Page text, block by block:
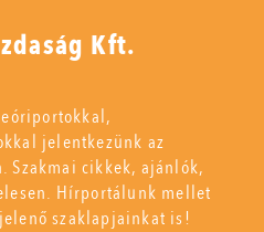
Kft.
jelentkezünk az
Szakmai cikkek, ajánlók,
Hírportálunk mellet
szaklapjainkat is!